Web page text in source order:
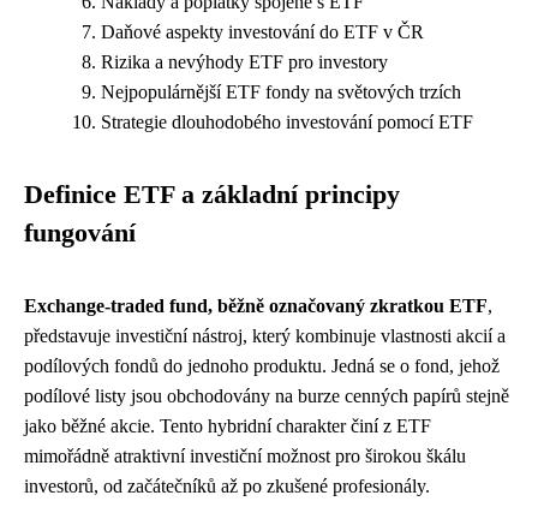
Daňové aspekty investování do ETF v ČR
Rizika a nevýhody ETF pro investory
Nejpopulárnější ETF fondy na světových trzích
Strategie dlouhodobého investování pomocí ETF
Definice ETF a základní principy
fungování
Exchange-traded fund, běžně označovaný zkratkou ETF,
představuje investiční nástroj, který kombinuje vlastnosti akcií a
podílových fondů do jednoho produktu. Jedná se o fond, jehož
podílové listy jsou obchodovány na burze cenných papírů stejně
jako běžné akcie. Tento hybridní charakter činí z ETF
mimořádně atraktivní investiční možnost pro širokou škálu
investorů, od začátečníků až po zkušené profesionály.